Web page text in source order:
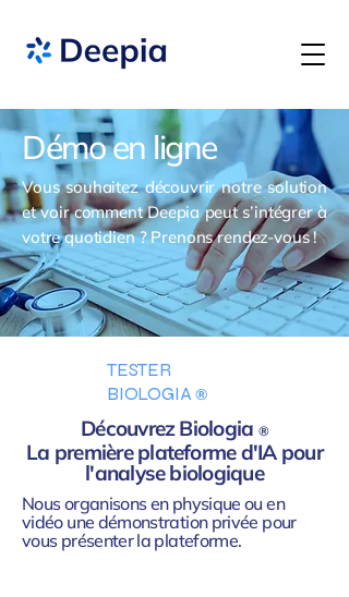
Démo en ligne
Vous souhaitez découvrir notre solution
et voir comment Deepia peut s’intégrer à
votre quotidien ? Prenons rendez-vous !
TESTER
BIOLOGIA®
Découvrez Biologia ®
La première plateforme d'IA pour
l'analyse biologique
Nous organisons en physique ou en
vidéo une démonstration privée pour
vous présenter la plateforme.